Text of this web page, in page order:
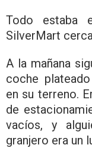
Todo estaba
SilverMart
A la mañana
coche
en su terreno.
de
vacíos, y
granjero era un